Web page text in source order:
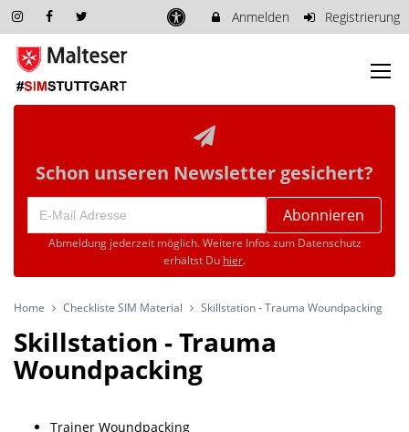
Anmelden Registrierung
Schon unseren Newsletter gesichert?
Abonnieren
Abmeldung jederzeit möglich. Weitere Infos zum Datenschutz
erhältst Du hier.
Home Checkliste SIM Material Skillstation - Trauma Woundpacking
Skillstation - Trauma
Woundpacking
Trainer Woundpacking